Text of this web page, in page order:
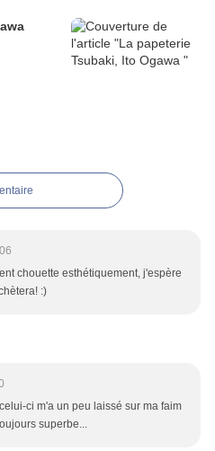
chouette esthétiquement, j'espère
:)
ci m'a un peu laissé sur ma faim
superbe...